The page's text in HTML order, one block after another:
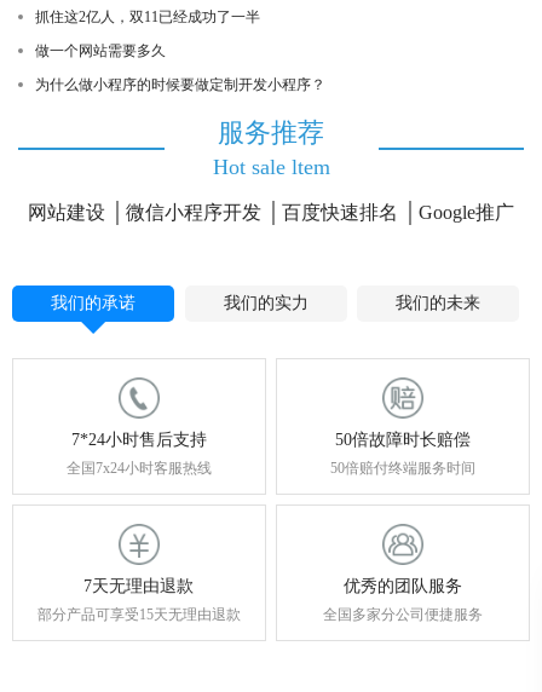
抓住这2亿人，双11已经成功了一半
做一个网站需要多久
为什么做小程序的时候要做定制开发小程序？
服务推荐
Hot sale ltem
网站建设 微信小程序开发 百度快速排名 Google推广
我们的承诺 我们的实力 我们的未来
7*24小时售后支持
全国7x24小时客服热线
50倍故障时长赔偿
50倍赔付终端服务时间
7天无理由退款
部分产品可享受15天无理由退款
优秀的团队服务
全国多家分公司便捷服务